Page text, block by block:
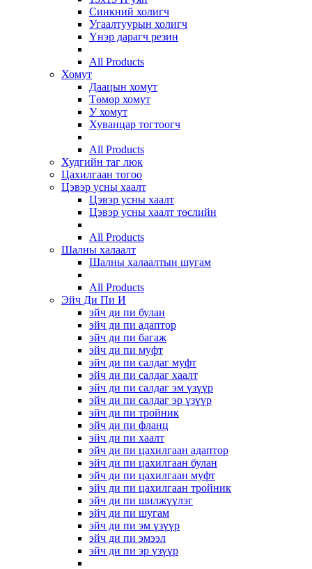
Синкний холигч
Угаалтуурын холигч
Үнэр дарагч резин
All Products
Хомут
Даацын хомут
Төмөр хомут
У хомут
Хуванцар тогтоогч
All Products
Худгийн таг люк
Цахилгаан тогоо
Цэвэр усны хаалт
Цэвэр усны хаалт
Цэвэр усны хаалт төслийн
All Products
Шалны халаалт
Шалны халаалтын шугам
All Products
Эйч Ди Пи И
эйч ди пи булан
эйч ди пи адаптор
эйч ди пи багаж
эйч ди пи муфт
эйч ди пи салдаг муфт
эйч ди пи салдаг хаалт
эйч ди пи салдаг эм үзүүр
эйч ди пи салдаг эр үзүүр
эйч ди пи тройник
эйч ди пи фланц
эйч ди пи хаалт
эйч ди пи цахилгаан адаптор
эйч ди пи цахилгаан булан
эйч ди пи цахилгаан муфт
эйч ди пи цахилгаан тройник
эйч ди пи шилжүүлэг
эйч ди пи шугам
эйч ди пи эм үзүүр
эйч ди пи эмээл
эйч ди пи эр үзүүр